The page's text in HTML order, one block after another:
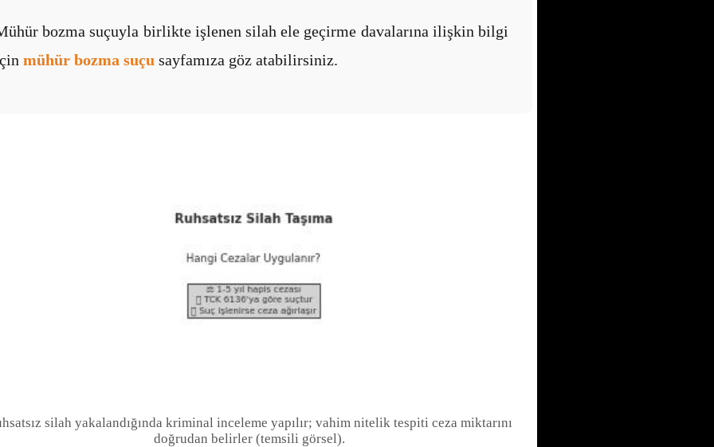
bozma suçuyla birlikte işlenen silah ele geçirme davalarına ilişkin bilgi
mühür bozma suçu sayfamıza göz atabilirsiniz.
silah yakalandığında kriminal inceleme yapılır; vahim nitelik tespiti ceza miktarını
doğrudan belirler (temsili görsel).